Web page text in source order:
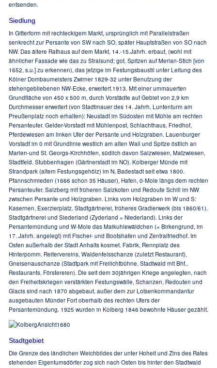
entsenden.
Siedlung
In Gitterform mit rechteckigem Markt, ursprünglich mit Parallelstraßen
senkrecht zur Persante von SW nach SO, später Hauptstraßen von SO nach
NW. Das ältere Rathaus auf dem Markt, 14.-15.Jahrh. erbaut, (wohl mit
ähnlicher Fassade wie das zu Stralsund; got. Spitzen auf Merian-Stich [von
1652, s.u.] zu erkennen), das jetzige im Festungsbaustil unter Leitung des
Kölner Dombaumeisters Zwirner 1829-32 unter Benutzung der
stehengebliebenen NW-Ecke, erweitert.1913. Mit einer ummauerten
Grundfläche von 450 x 500 m, durch Vorstädte auf Gebiet von 2,9 km
Durchmesser erweitert (von Stadtmauer des 14. Jahrh. Luntenturm am
Preußenplatz noch erhalten): Neustadt im Südosten mit Mühle am rechten
Persanteufer. Gelder-Vorstadt mit Mühlenpost, Schlachthaus, Friedhof,
Pferdewiesen am linken Ufer der Persante und Holzgraben. Lauenburger
Vorstadt im 0 mit Grundlinie westlich am alten Wall und Spitze östlich an
Marien-und St. Georgs-Kirchhöfen, südlich davon Salzwiesen, Matzwiesen,
Stadtfeld. Stubbenhagen (Gärtnerstadt im NO). Kolberger Münde mit
Strandpark (altem Festungsgehölz) im N, Badestadt seit etwa 1800.
Pfannschmieden (1666 schon 35 Häuser), Hafen, 0-Mole längs dem rechten
Persanteufer. Salzberg mit früheren Salzkoten und Redoute Schill im NW
zwischen Persante und Holzgraben. Links vom Holzgraben im W und S:
Kasernen, Exerzierplatz. Stadtgärtnerei, früheres Gradierwerk (bis 1860/61).
Stadtgärtnerei und Siederland (Zyderland = Niederland). Links der
Persantemündung und W-Mole das Maikuhlewäldchen (= Birkengrund, im
17. Jahrh. angelegt) mit Fischer- und Bootshafen und Zentralfriedhof. Im
Osten außerhalb der Stadt Anhalts kosmet. Fabrik, Rennplatz des
Hinterpomm. Reitervereins, Waldenfelsschanze (zuletzt Restaurant),
Gneisenauschanze (Stadtpark mit Freilichtbühne, Stadtwald mit Bhf.,
Restaurants, Förstereien). Die seit dem 30jährigen Kriege angelegten, nach
den Freiheitskriegen verstärkten Festungswälle, Schanzen, Redouten und
Glacis sind nach 1870 abgebaut, außer dem zur Lotsenkommandantur
ausgebauten Münder Fort oberhalb des rechten Ufers der
Persantemündung. 1925 wurden in Kolberg 1846 bewohnte Häuser gezählt.
Stadtgebiet
Die Grenze des ländlichen Weichbildes der unter Hoheit und Zins des Rates
stehenden Eigentumsdörfer zog sich nach Osten bis hinter den Stadtwald